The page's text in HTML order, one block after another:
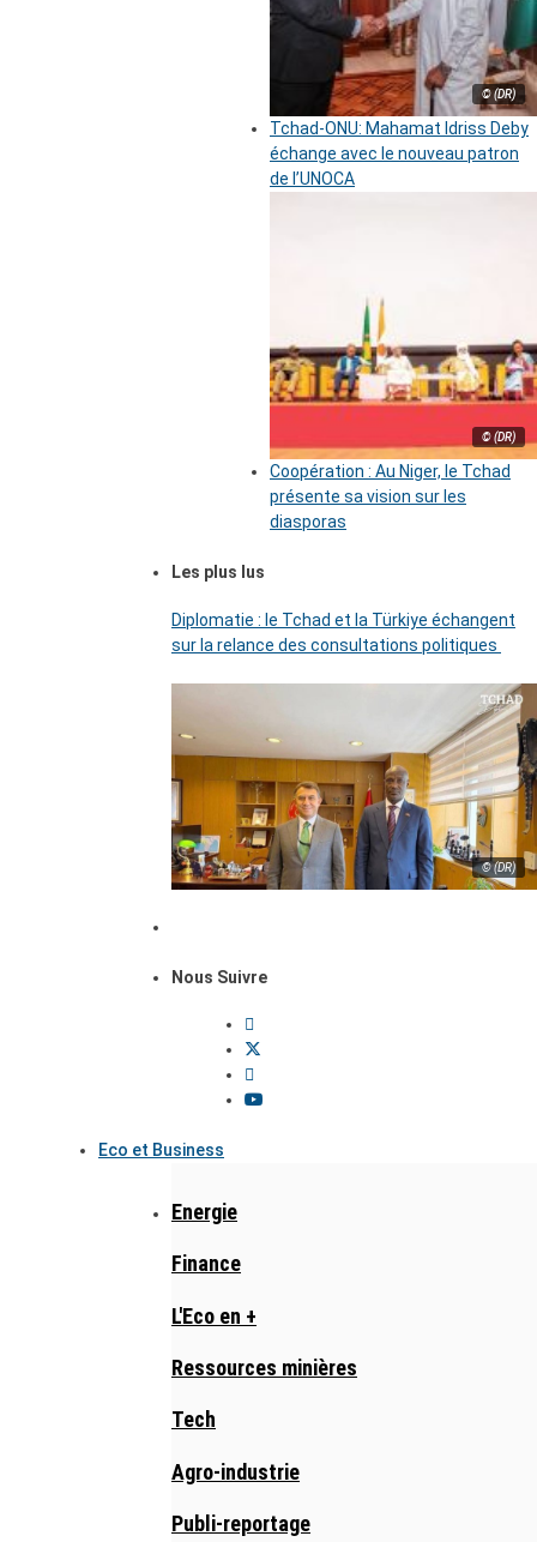
© (DR)
Tchad-ONU: Mahamat Idriss Deby
échange avec le nouveau patron
de l’UNOCA
© (DR)
Coopération : Au Niger, le Tchad
présente sa vision sur les
diasporas
Les plus lus
Diplomatie : le Tchad et la Türkiye échangent
sur la relance des consultations politiques
© (DR)
Nous Suivre
Eco et Business
Energie
Finance
L'Eco en +
Ressources minières
Tech
Agro-industrie
Publi-reportage